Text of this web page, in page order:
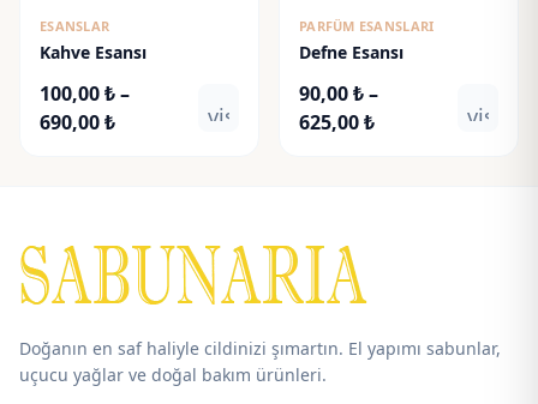
ESANSLAR
Kahve Esansı
100,00₺–
690,00₺Fiyat
visibility
PARFÜM ESANSLARI
Defne Esansı
90,00₺–
625,00₺Fiyat
Doğanın en saf haliyle cildinizi şımartın. El yapımı sabunlar,
uçucu yağlar ve doğal bakım ürünleri.